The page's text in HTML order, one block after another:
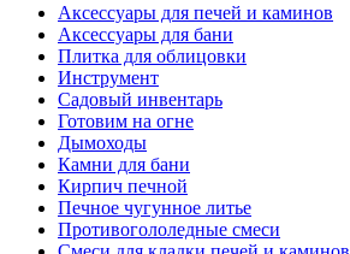
Аксессуары для печей и каминов
Аксессуары для бани
Плитка для облицовки
Инструмент
Садовый инвентарь
Готовим на огне
Дымоходы
Камни для бани
Кирпич печной
Печное чугунное литье
Противогололедные смеси